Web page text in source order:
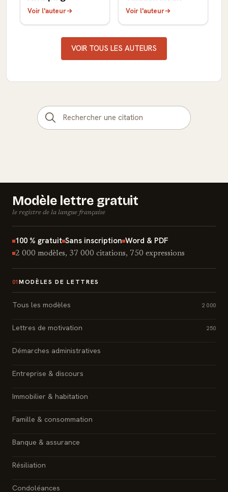
Voir l'auteur Voir l'auteur
VOIR TOUS LES AUTEURS
Modèle lettre gratuit
le registre de la langue française
100 % gratuit Sans inscription Word & PDF
2 000 modèles, 37 000 citations, 750 expressions
01 MODÈLES DE LETTRES
Tous les modèles 2 000
Lettres de motivation 250
Démarches administratives
Entreprise & discours
Immobilier & habitation
Famille & consommation
Banque & assurance
Résiliation
Condoléances